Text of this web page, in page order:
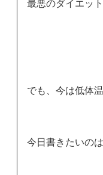
でも、今は低体温
今日書きたいの